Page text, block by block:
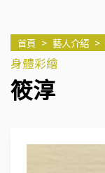
首頁 > 藝人介紹 >
身體彩繪
筱淳